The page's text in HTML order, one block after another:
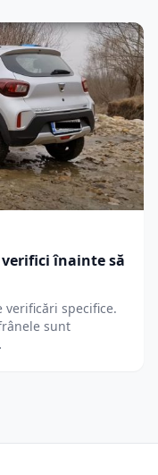
verifici înainte să
verificări specifice.
sunt